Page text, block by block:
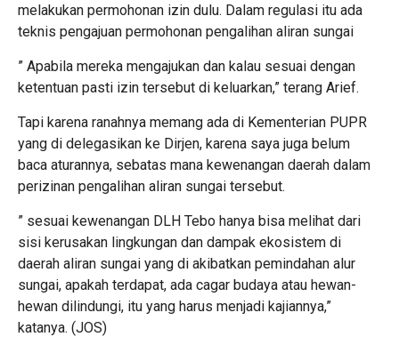
melakukan permohonan izin dulu. Dalam regulasi itu ada
teknis pengajuan permohonan pengalihan aliran sungai
” Apabila mereka mengajukan dan kalau sesuai dengan
ketentuan pasti izin tersebut di keluarkan,” terang Arief.
Tapi karena ranahnya memang ada di Kementerian PUPR
yang di delegasikan ke Dirjen, karena saya juga belum
baca aturannya, sebatas mana kewenangan daerah dalam
perizinan pengalihan aliran sungai tersebut.
” sesuai kewenangan DLH Tebo hanya bisa melihat dari
sisi kerusakan lingkungan dan dampak ekosistem di
daerah aliran sungai yang di akibatkan pemindahan alur
sungai, apakah terdapat, ada cagar budaya atau hewan-
hewan dilindungi, itu yang harus menjadi kajiannya,”
katanya. (JOS)